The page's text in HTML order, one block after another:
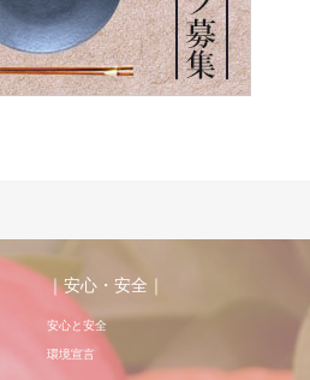
｜安心・安全｜
安心と安全
環境宣言